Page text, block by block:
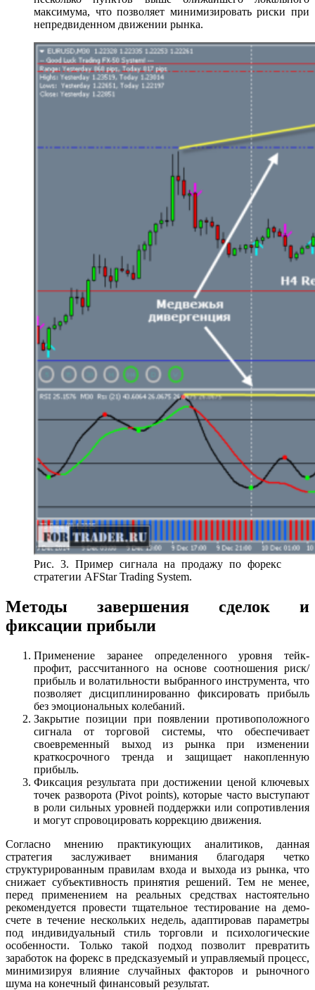
максимума, что позволяет минимизировать риски при
непредвиденном движении рынка.
Рис. 3. Пример сигнала на продажу по форекс
стратегии AFStar Trading System.
Методы завершения сделок и
фиксации прибыли
Применение заранее определенного уровня тейк-
профит, рассчитанного на основе соотношения риск/
прибыль и волатильности выбранного инструмента, что
позволяет дисциплинированно фиксировать прибыль
без эмоциональных колебаний.
Закрытие позиции при появлении противоположного
сигнала от торговой системы, что обеспечивает
своевременный выход из рынка при изменении
краткосрочного тренда и защищает накопленную
прибыль.
Фиксация результата при достижении ценой ключевых
точек разворота (Pivot points), которые часто выступают
в роли сильных уровней поддержки или сопротивления
и могут спровоцировать коррекцию движения.
Согласно мнению практикующих аналитиков, данная
стратегия заслуживает внимания благодаря четко
структурированным правилам входа и выхода из рынка, что
снижает субъективность принятия решений. Тем не менее,
перед применением на реальных средствах настоятельно
рекомендуется провести тщательное тестирование на демо-
счете в течение нескольких недель, адаптировав параметры
под индивидуальный стиль торговли и психологические
особенности. Только такой подход позволит превратить
заработок на форекс в предсказуемый и управляемый процесс,
минимизируя влияние случайных факторов и рыночного
шума на конечный финансовый результат.